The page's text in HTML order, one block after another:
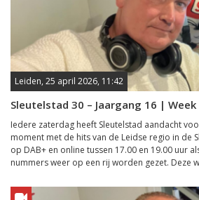
Leiden, 25 april 2026, 11:42
Sleutelstad 30 – Jaargang 16 | Week
Iedere zaterdag heeft Sleutelstad aandacht
moment met de hits van de Leidse regio in de
op DAB+ en online tussen 17.00 en 19.00 uur
nummers weer op een rij worden gezet. Deze